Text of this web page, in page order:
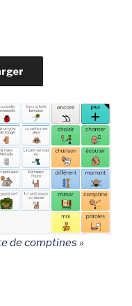
de comptines »